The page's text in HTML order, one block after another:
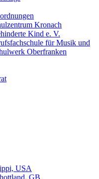
Kronach
Kind e. V.
für Musik und
Oberfranken
USA
GB